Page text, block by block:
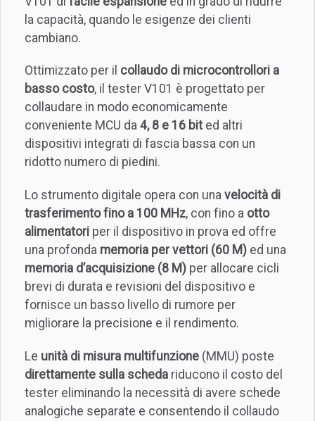
la capacità, quando le esigenze dei clienti
cambiano.
Ottimizzato per il collaudo di microcontrollori a
basso costo, il tester V101 è progettato per
collaudare in modo economicamente
conveniente MCU da 4, 8 e 16 bit ed altri
dispositivi integrati di fascia bassa con un
ridotto numero di piedini.
Lo strumento digitale opera con una velocità di
trasferimento fino a 100 MHz, con fino a otto
alimentatori per il dispositivo in prova ed offre
una profonda memoria per vettori (60 M) ed una
memoria d’acquisizione (8 M) per allocare cicli
brevi di durata e revisioni del dispositivo e
fornisce un basso livello di rumore per
migliorare la precisione e il rendimento.
Le unità di misura multifunzione (MMU) poste
direttamente sulla scheda riducono il costo del
tester eliminando la necessità di avere schede
analogiche separate e consentendo il collaudo